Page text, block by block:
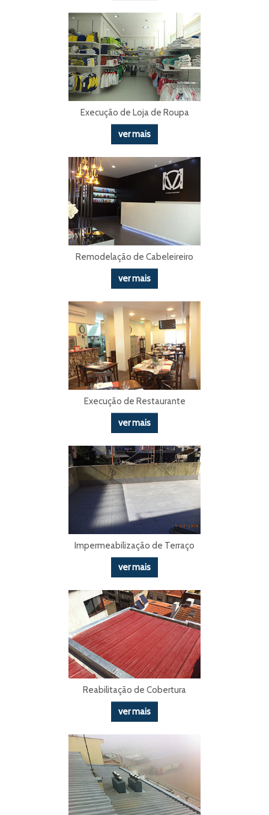
Execução de Loja de Roupa
ver mais
Remodelação de Cabeleireiro
ver mais
Execução de Restaurante
ver mais
Impermeabilização de Terraço
ver mais
Reabilitação de Cobertura
ver mais